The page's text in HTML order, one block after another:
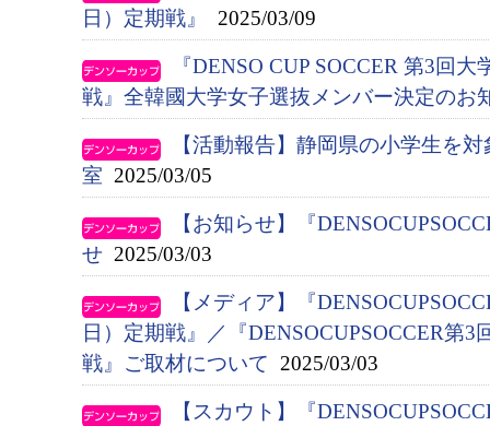
日）定期戦』
2025/03/09
『DENSO CUP SOCCER 第3回
戦』全韓國大学女子選抜メンバー決定のお
【活動報告】静岡県の小学生を
室 2025/03/05
【お知らせ】『
せ 2025/03/03
【メディア】『
日）定期戦』／『DENSOCUPSOCCER第
戦』ご取材について 2025/03/03
【スカウト】『